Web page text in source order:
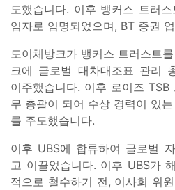
도했습니다. 이후 뱅커스 트러
임자로 임명되었으며, BT 증권
도이체방크가 뱅커스 트러스트
크에 글로벌 대차대조표 관리
이주했습니다. 이후 로이즈
무 총괄이 되어 수상 경력이 있
를 주도했습니다.
이후 UBS에 합류하여 글로벌
고 이끌었습니다. 이후 UBS가
적으로 철수하기 전, 이사회 위